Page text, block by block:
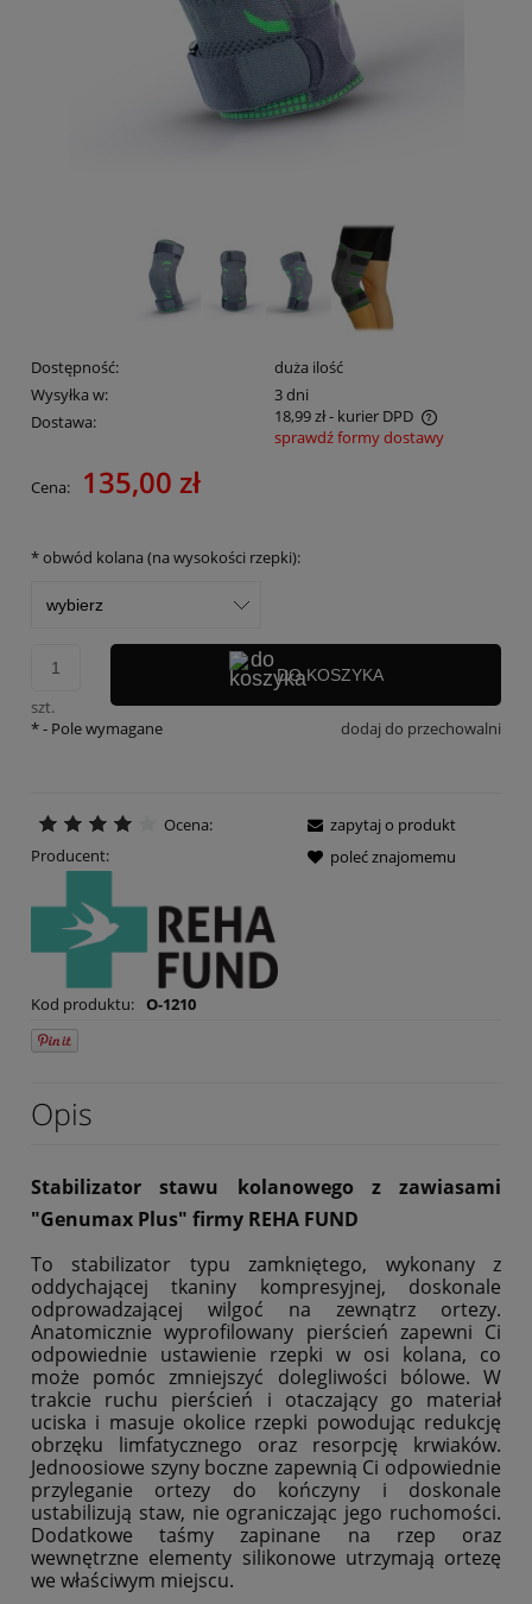
Dostępność:
duża ilość
Wysyłka w:
3 dni
Dostawa:
18,99 zł- kurier DPD
Cena nie zawiera ewentualnych kosztów płatności
sprawdź formy dostawy
Cena: 135,00 zł
*obwód kolana (na wysokości rzepki):
szt.
DO KOSZYKA
dodaj do przechowalni
*- Pole wymagane
Ocena:
Producent:
Kod produktu: O-1210
zapytaj o produkt
poleć znajomemu
Opis
Stabilizatorstawu kolanowego z zawiasami
"Genumax Plus" firmy REHA FUND
To stabilizator typu zamkniętego, wykonany z
oddychającej tkaniny kompresyjnej, doskonale
odprowadzającej wilgoć na zewnątrz ortezy.
Anatomicznie wyprofilowany pierścień zapewni Ci
odpowiednie ustawienie rzepki w osi kolana, co
może pomóc zmniejszyć dolegliwości bólowe. W
trakcie ruchu pierścień i otaczający go materiał
uciska i masuje okolice rzepki powodując redukcję
obrzęku limfatycznego oraz resorpcję krwiaków.
Jednoosiowe szyny boczne zapewnią Ci odpowiednie
przyleganie ortezy do kończyny i doskonale
ustabilizują staw, nie ograniczając jego ruchomości.
Dodatkowe taśmy zapinane na rzep oraz
wewnętrzne elementy silikonowe utrzymają ortezę
we właściwym miejscu.